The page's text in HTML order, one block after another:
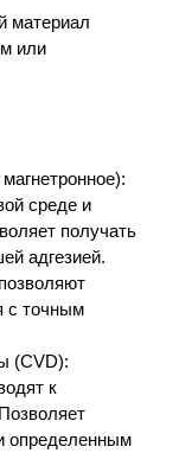
материал
или
среде и
получать
адгезией.
с точным
(CVD):
к
определенным